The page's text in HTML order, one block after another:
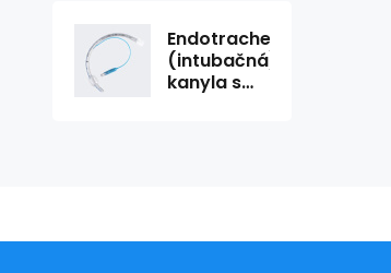
Endotracheálna
(intubačná)
kanyla s